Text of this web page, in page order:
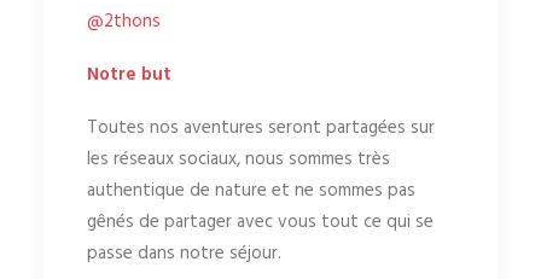
@2thons
Notre but
Toutes nos aventures seront partagées sur
les réseaux sociaux, nous sommes très
authentique de nature et ne sommes pas
gênés de partager avec vous tout ce qui se
passe dans notre séjour.